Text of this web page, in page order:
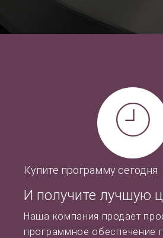
Купите программу сегодня
И получите лучшую
Наша компания продает
программное обеспечение